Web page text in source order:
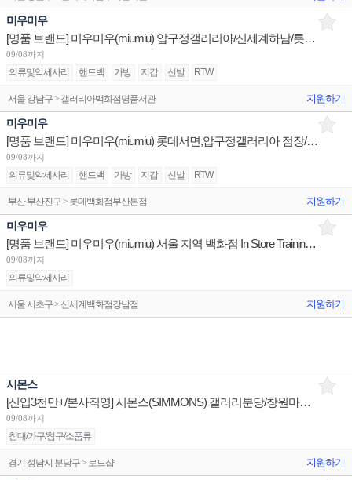
미우미우
[명품 브랜드] 미우미우(miumiu) 압구정갤러리아/신세계하남/롯데본점 판매사원 채용
09/08까지
의류및악세사리 핸드백 가방 지갑 신발 RTW
서울 강남구 > 갤러리아백화점명품서관 지원하기
미우미우
[명품 브랜드] 미우미우(miumiu) 롯데서면,압구정갤러리아 점장/광교갤러리아 판매사원 채용
09/08까지
의류및악세사리 핸드백 가방 지갑 신발 RTW
부산 부산진구 > 롯데백화점부산본점 지원하기
미우미우
[명품 브랜드] 미우미우(miumiu) 서울 지역 백화점 In Store Training Manager 채용
09/08까지
의류및악세사리
서울 서초구 > 신세계백화점강남점 지원하기
시몬스
[신입3천만+/본사직영] 시몬스(SIMMONS) 갤러리분당/창원마산점/세종점 판매사원 채용
09/08까지
침대/가구/침구/소품류
경기 성남시 분당구 > 로드샵 지원하기